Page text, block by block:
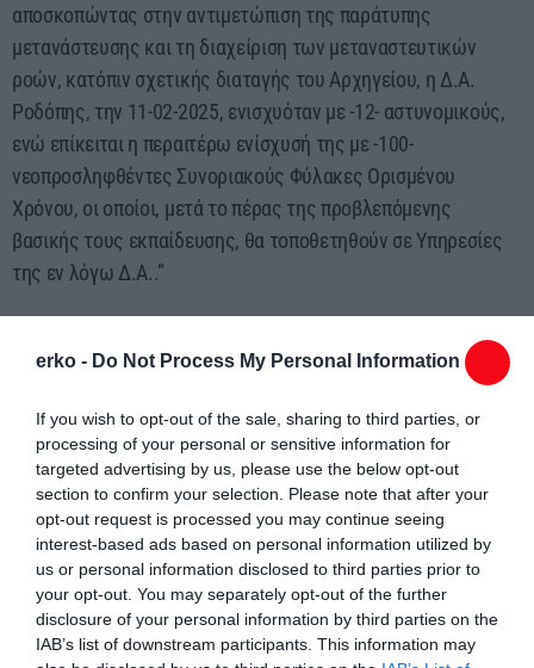
erko - Do Not Process My Personal Information
If you wish to opt-out of the sale, sharing to third parties, or
processing of your personal or sensitive information for
targeted advertising by us, please use the below opt-out
section to confirm your selection. Please note that after your
opt-out request is processed you may continue seeing
interest-based ads based on personal information utilized by
us or personal information disclosed to third parties prior to
your opt-out. You may separately opt-out of the further
disclosure of your personal information by third parties on the
IAB’s list of downstream participants. This information may
αποσκοπώντας στην αντιμετώπιση της παράτυπης
μετανάστευσης και τη διαχείριση των μεταναστευτικών
ροών, κατόπιν σχετικής διαταγής του Αρχηγείου, η Δ.Α.
Ροδόπης, την 11-02-2025, ενισχυόταν με -12- αστυνομικούς,
ενώ επίκειται η περαιτέρω ενίσχυσή της με -100-
νεοπροσληφθέντες Συνοριακούς Φύλακες Ορισμένου
Χρόνου, οι οποίοι, μετά το πέρας της προβλεπόμενης
βασικής τους εκπαίδευσης, θα τοποθετηθούν σε Υπηρεσίες
της εν λόγω Δ.Α..”
ΚΙΝΑΛ,“ασφαλώς και δεν λύνονται τα πολλαπλά
προβλήματα στελέχωσης της Δ.Α. Ροδόπης με αυτούς τους
διορισμούς και δεν διακόπτεται η προσπάθεια περαιτέρω
ενίσχυσης του συγκεκριμένου τομέα των εργαζομένων, με
γνώμονα πάντα τις ανάγκες για εμπέδωση του αισθήματος
ασφάλειας και της κοινωνικής ειρήνης στην περιοχή μας”
Επισυνάπτεται η ερώτηση του Ιλχάν Αχμέτ και η απάντηση
του υφυπουργού.
Ερώτηση ενίσχυση Δ.Α. Ροδόπης